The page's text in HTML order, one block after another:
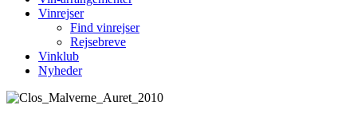
Vinrejser
Find vinrejser
Rejsebreve
Vinklub
Nyheder